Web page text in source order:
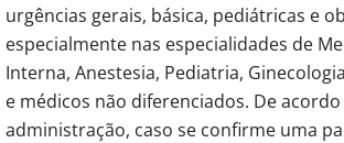
urgências gerais, básica, pediátricas e
especialmente nas especialidades de
Interna, Anestesia, Pediatria,
e médicos não diferenciados. De
administração, caso se confirme uma